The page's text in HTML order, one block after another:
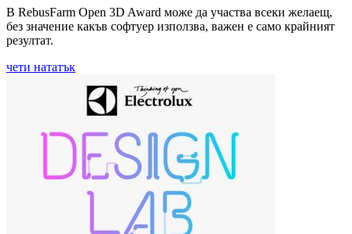
В RebusFarm Open 3D Award може да участва всеки желаещ,
без значение какъв софтуер използва, важен е само крайният
резултат.
чети нататък